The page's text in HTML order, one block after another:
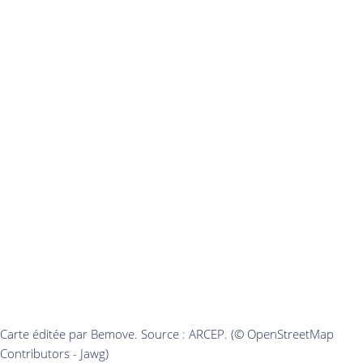
Carte éditée par Bemove. Source : ARCEP. (© OpenStreetMap
Contributors - Jawg)